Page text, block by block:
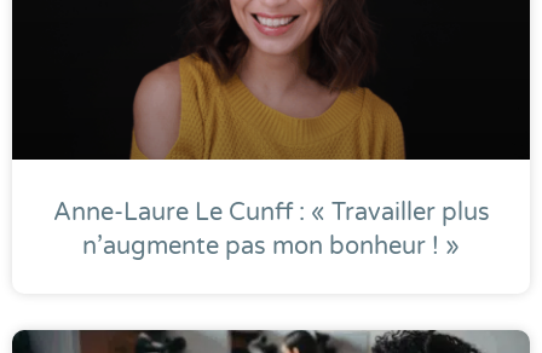
Anne-Laure Le Cunff : « Travailler plus
n’augmente pas mon bonheur ! »